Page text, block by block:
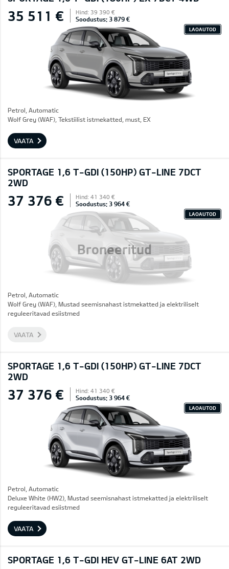
35 511 € Hind: 39 390 €
Soodustus: 3 879 €
LAOAUTOD
Petrol, Automatic
Wolf Grey (WAF), Tekstiilist istmekatted, must, EX
VAATA
SPORTAGE 1,6 T-GDI (150HP) GT-LINE 7DCT
2WD
Broneeritud
37 376 € Hind: 41 340 €
Soodustus: 3 964 €
LAOAUTOD
Petrol, Automatic
Wolf Grey (WAF), Mustad seemisnahast istmekatted ja elektriliselt
reguleeritavad esiistmed
VAATA
SPORTAGE 1,6 T-GDI (150HP) GT-LINE 7DCT
2WD
37 376 € Hind: 41 340 €
Soodustus: 3 964 €
LAOAUTOD
Petrol, Automatic
Deluxe White (HW2), Mustad seemisnahast istmekatted ja elektriliselt
reguleeritavad esiistmed
VAATA
SPORTAGE 1,6 T-GDI HEV GT-LINE 6AT 2WD